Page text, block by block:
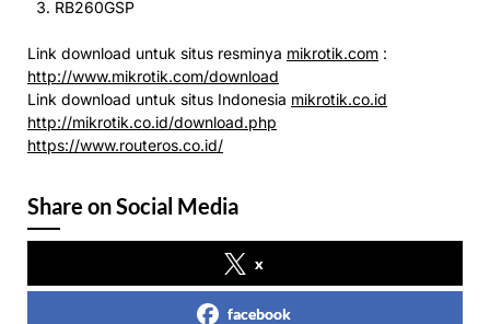
RB260GSP
Link download untuk situs resminya mikrotik.com :
http://www.mikrotik.com/download
Link download untuk situs Indonesia mikrotik.co.id
http://mikrotik.co.id/download.php
https://www.routeros.co.id/
Share on Social Media
x
facebook